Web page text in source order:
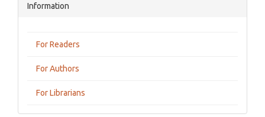
Information
For Readers
For Authors
For Librarians